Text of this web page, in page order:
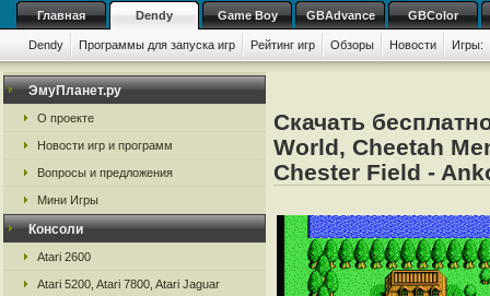
Главная Dendy Game Boy GBAdvance GBColor
Dendy Программы для запуска игр Рейтинг игр Обзоры Новости Игры:
ЭмуПланет.ру
О проекте
Новости игр и программ
Вопросы и предложения
Мини Игры
Консоли
Atari 2600
Atari 5200, Atari 7800, Atari Jaguar
Скачать
World, Cheetah
Chester Field -